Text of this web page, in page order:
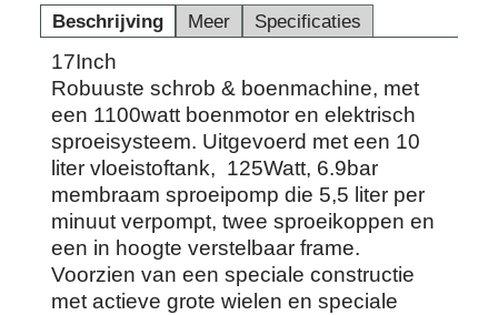
Beschrijving Meer Specificaties
17Inch
Robuuste schrob & boenmachine, met
een 1100watt boenmotor en elektrisch
sproeisysteem. Uitgevoerd met een 10
liter vloeistoftank, 125Watt, 6.9bar
membraam sproeipomp die 5,5 liter per
minuut verpompt, twee sproeikoppen en
een in hoogte verstelbaar frame.
Voorzien van een speciale constructie
met actieve grote wielen en speciale